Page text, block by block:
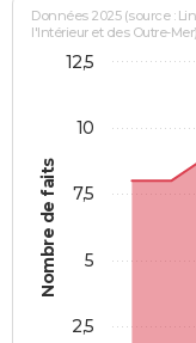
Nombre de faits
Données 2025 (source :
l'Intérieur et des Outre-Mer)
2,5
5
7,5
10
12,5